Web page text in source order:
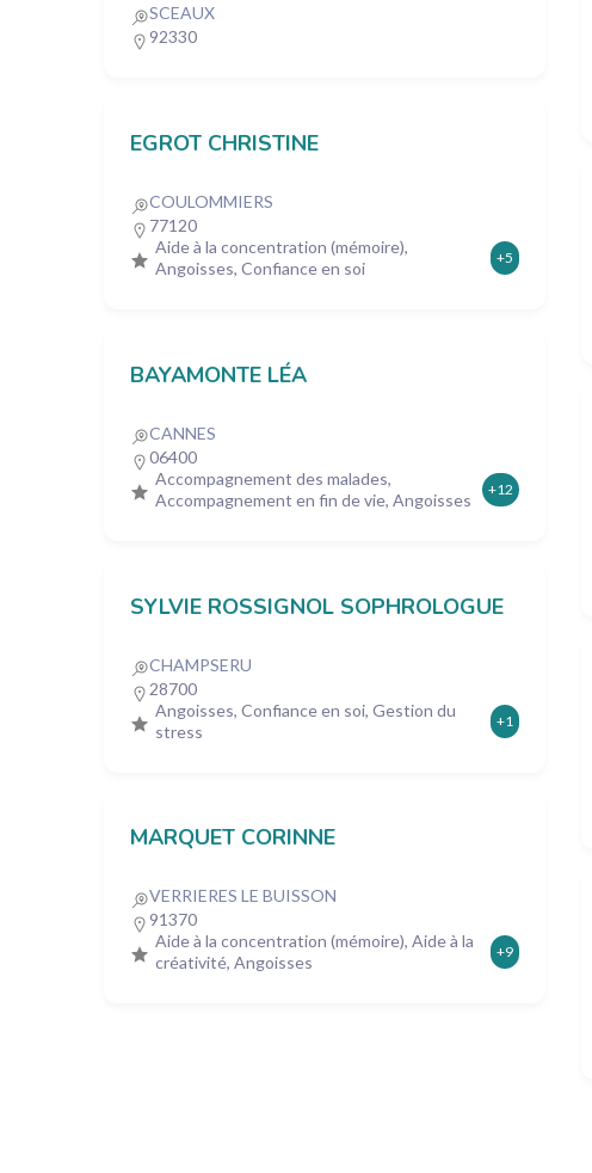
SCEAUX
92330
EGROT CHRISTINE
COULOMMIERS
77120
Aide à la concentration (mémoire),
Angoisses, Confiance en soi
+5
BAYAMONTE LÉA
CANNES
06400
Accompagnement des malades,
Accompagnement en fin de vie, Angoisses
+12
SYLVIE ROSSIGNOL SOPHROLOGUE
CHAMPSERU
28700
Angoisses, Confiance en soi, Gestion du
stress
+1
MARQUET CORINNE
VERRIERES LE BUISSON
91370
Aide à la concentration (mémoire), Aide à la
créativité, Angoisses
+9